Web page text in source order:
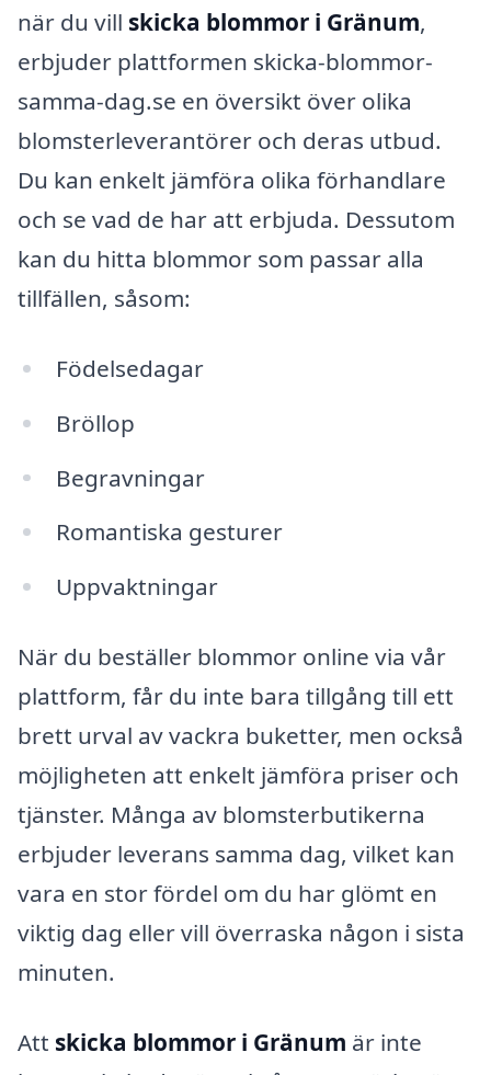
när du vill skicka blommor i Gränum,
erbjuder plattformen skicka-blommor-
samma-dag.se en översikt över olika
blomsterleverantörer och deras utbud.
Du kan enkelt jämföra olika förhandlare
och se vad de har att erbjuda. Dessutom
kan du hitta blommor som passar alla
tillfällen, såsom:
Födelsedagar
Bröllop
Begravningar
Romantiska gesturer
Uppvaktningar
När du beställer blommor online via vår
plattform, får du inte bara tillgång till ett
brett urval av vackra buketter, men också
möjligheten att enkelt jämföra priser och
tjänster. Många av blomsterbutikerna
erbjuder leverans samma dag, vilket kan
vara en stor fördel om du har glömt en
viktig dag eller vill överraska någon i sista
minuten.
Att skicka blommor i Gränum är inte